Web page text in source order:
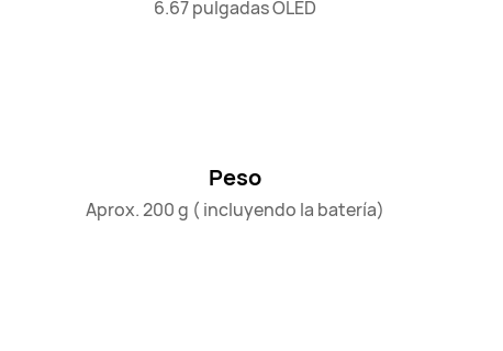
6.67 pulgadas OLED
Peso
Aprox. 200 g ( incluyendo la batería)